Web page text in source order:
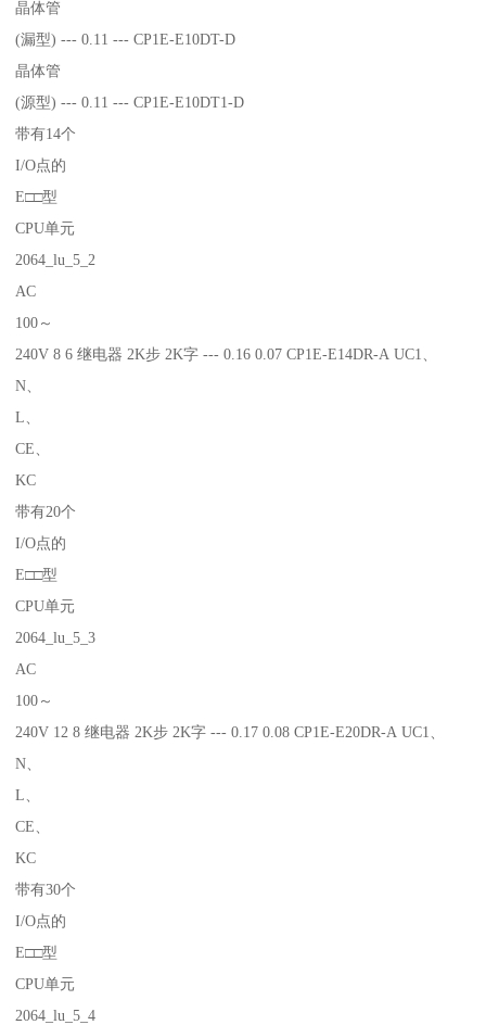
晶体管
(漏型) --- 0.11 --- CP1E-E10DT-D
晶体管
(源型) --- 0.11 --- CP1E-E10DT1-D
带有14个
I/O点的
E□□型
CPU单元
2064_lu_5_2
AC
100～
240V 8 6 继电器 2K步 2K字 --- 0.16 0.07 CP1E-E14DR-A UC1、
N、
L、
CE、
KC
带有20个
I/O点的
E□□型
CPU单元
2064_lu_5_3
AC
100～
240V 12 8 继电器 2K步 2K字 --- 0.17 0.08 CP1E-E20DR-A UC1、
N、
L、
CE、
KC
带有30个
I/O点的
E□□型
CPU单元
2064_lu_5_4